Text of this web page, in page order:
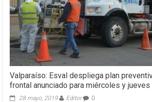
Valparaíso: Esval despliega plan
frontal anunciado para miércoles y jueves
28 mayo, 2019 Editor 0